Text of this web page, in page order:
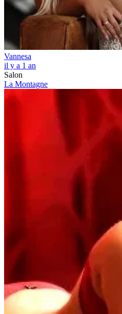
Vannesa
il y a 1 an
Salon
La Montagne